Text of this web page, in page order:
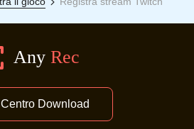
Centro Download